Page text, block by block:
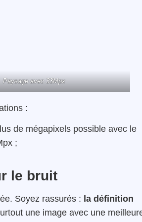
Paysage avec 33Mpx
:
de mégapixels possible avec le
;
le bruit
Soyez rassurés : la définition
une image avec une